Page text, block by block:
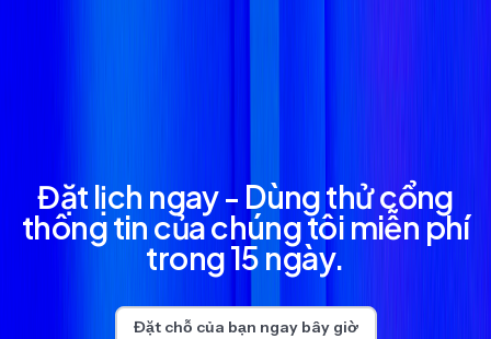
Đặt lịch ngay - Dùng thử cổng
thông tin của chúng tôi miễn phí
trong 15 ngày.
Đặt chỗ của bạn ngay bây giờ